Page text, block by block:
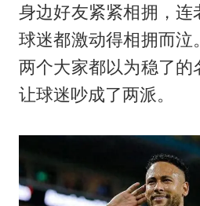
身边好友紧紧相拥，连
球迷都激动得相拥而泣
两个大家都以为稳了的
让球迷吵成了两派。